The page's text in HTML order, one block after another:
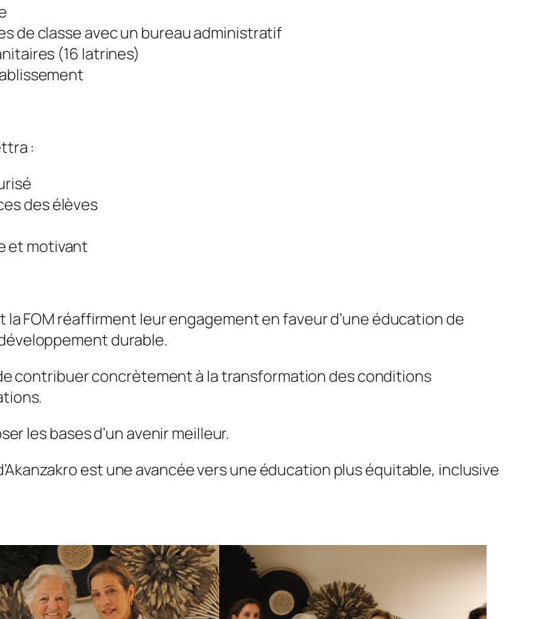
de classe avec un bureau administratif
(16 latrines)
:
des élèves
et motivant
FOM réaffirment leur engagement en faveur d’une éducation de
durable.
contribuer concrètement à la transformation des conditions
les bases d’un avenir meilleur.
est une avancée vers une éducation plus équitable, inclusive